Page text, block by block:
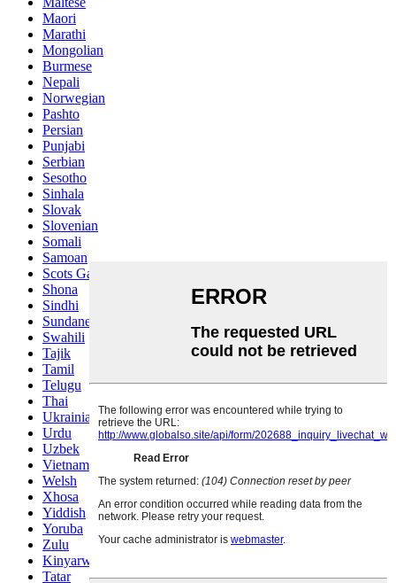
Maori
Marathi
Mongolian
Burmese
Nepali
Norwegian
Pashto
Persian
Punjabi
Serbian
Sesotho
Sinhala
Slovak
Slovenian
Somali
Samoan
Scots Gaelic
Shona
Sindhi
Sundanese
Swahili
Tajik
Tamil
Telugu
Thai
Ukrainian
Urdu
Uzbek
Vietnamese
Welsh
Xhosa
Yiddish
Yoruba
Zulu
Kinyarwanda
Tatar